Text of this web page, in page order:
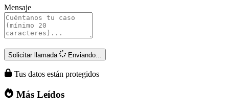
Mensaje
Solicitar llamada Enviando...
Tus datos están protegidos
Más Leídos